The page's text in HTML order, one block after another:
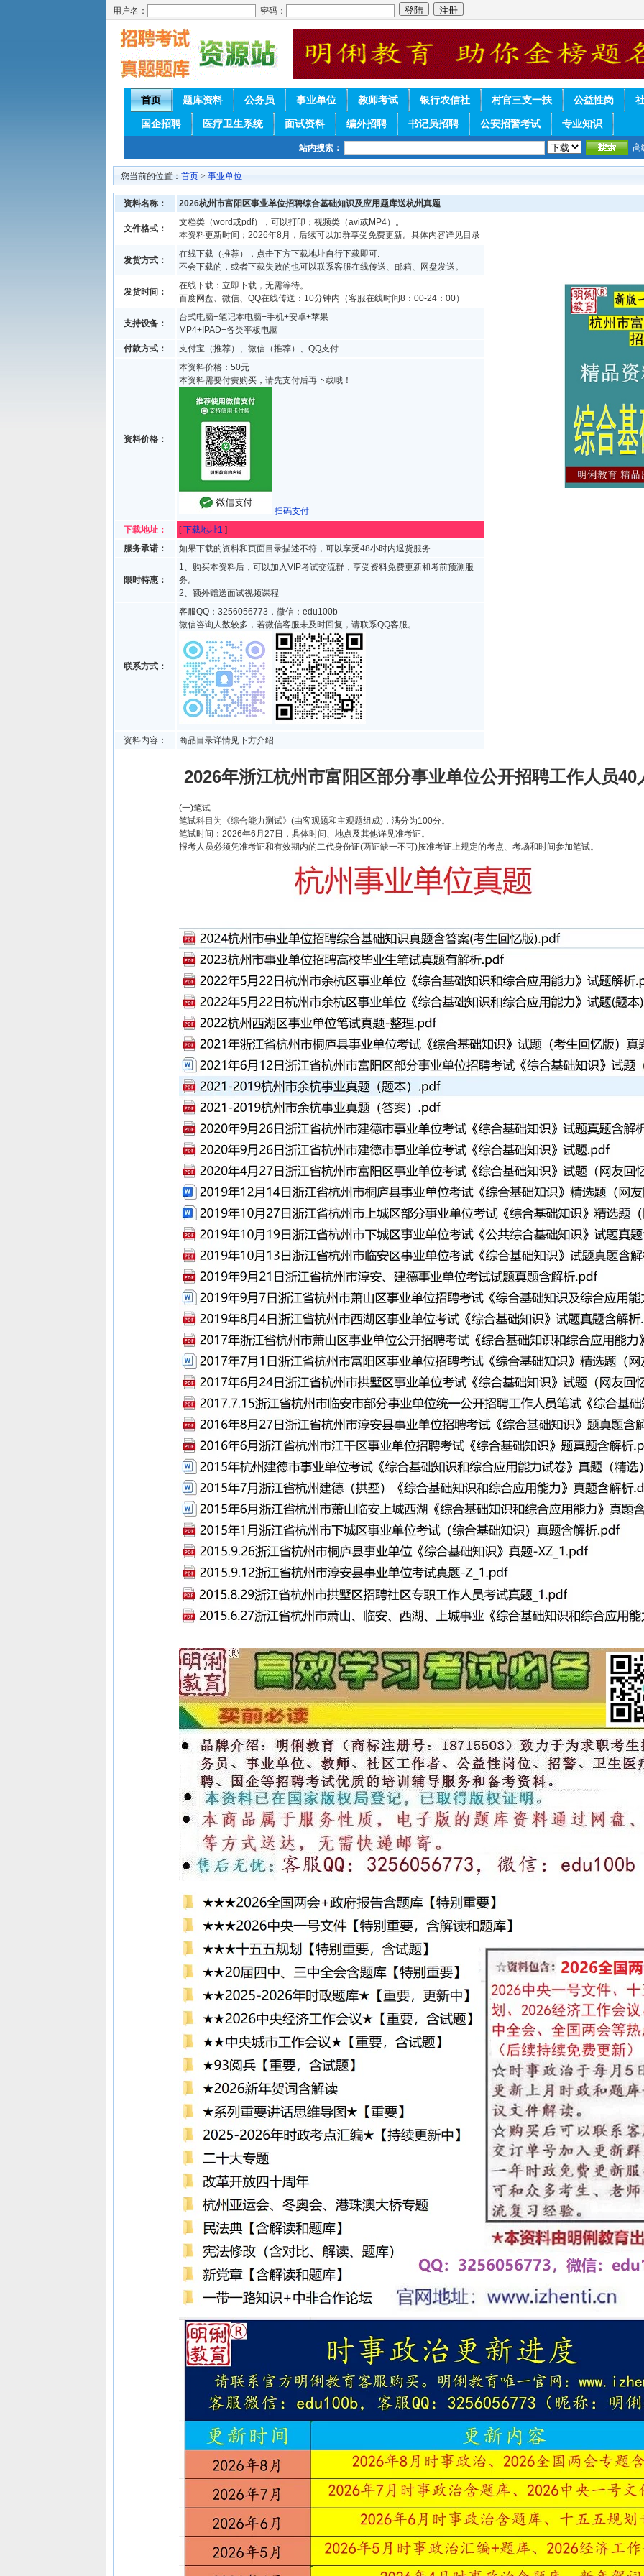
用户名： 密码：
首页 题库资料 公务员 事业单位 教师考试 银行农信社 村官三支一扶 公益性岗
国企招聘 医疗卫生系统 面试资料 编外招聘 书记员招聘 公安招警考试 专业知识
站内搜索： 高
您当前的位置： 首页 > 事业单位
资料名称： 2026杭州市富阳区事业单位招聘综合基础知识及应用题库送杭州真题
文件格式：
文档类（word或pdf），可以打印；视频类（avi或MP4）。
本资料更新时间；2026年8月，后续可以加群享受免费更新。具体内容详见目录
发货方式：
在线下载（推荐），点击下方下载地址自行下载即可.
不会下载的，或者下载失败的也可以联系客服在线传送、邮箱、网盘发送。
发货时间：
在线下载：立即下载，无需等待。
百度网盘、微信、QQ在线传送：10分钟内（客服在线时间8：00-24：00）
支持设备：
台式电脑+笔记本电脑+手机+安卓+苹果
MP4+IPAD+各类平板电脑
付款方式：
支付宝（推荐）、微信（推荐）、QQ支付
资料价格：
本资料价格：50元
本资料需要付费购买，请先支付后再下载哦！
扫码支付
下载地址：
[下载地址1 ]
服务承诺：
如果下载的资料和页面目录描述不符，可以享受48小时内退货服务
限时特惠：
1、购买本资料后，可以加入VIP考试交流群，享受资料免费更新和考前预测服
务。
2、额外赠送面试视频课程
联系方式：
客服QQ：3256056773，微信：edu100b
微信咨询人数较多，若微信客服未及时回复，请联系QQ客服。
资料内容： 商品目录详情见下方介绍
2026年浙江杭州市富阳区部分事业单位公开招聘工作人员40
(一)笔试
笔试科目为《综合能力测试》(由客观题和主观题组成)，满分为100分。
笔试时间：2026年6月27日，具体时间、地点及其他详见准考证。
报考人员必须凭准考证和有效期内的二代身份证(两证缺一不可)按准考证上规定的考点、考场和时间参加笔试。